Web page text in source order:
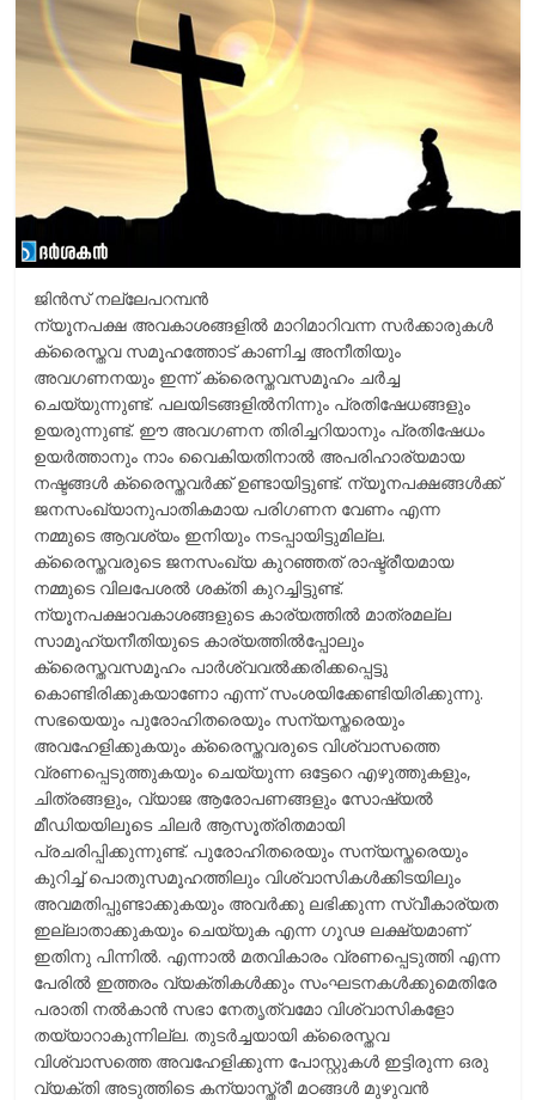
ജിൻസ് നല്ലേപറമ്പൻ
ന്യൂനപക്ഷ അവകാശങ്ങളില്‍ മാറിമാറിവന്ന സര്‍ക്കാരുകള്‍
ക്രൈസ്തവ സമൂഹത്തോട് കാണിച്ച അനീതിയും
അവഗണനയും ഇന്ന് ക്രൈസ്തവസമൂഹം ചര്‍ച്ച
ചെയ്യുന്നുണ്ട്. പലയിടങ്ങളില്‍നിന്നും പ്രതിഷേധങ്ങളും
ഉയരുന്നുണ്ട്. ഈ അവഗണന തിരിച്ചറിയാനും പ്രതിഷേധം
ഉയര്‍ത്താനും നാം വൈകിയതിനാല്‍ അപരിഹാര്യമായ
നഷ്ടങ്ങള്‍ ക്രൈസ്തവര്‍ക്ക് ഉണ്ടായിട്ടുണ്ട്. ന്യൂനപക്ഷങ്ങള്‍ക്ക്
ജനസംഖ്യാനുപാതികമായ പരിഗണന വേണം എന്ന
നമ്മുടെ ആവശ്യം ഇനിയും നടപ്പായിട്ടുമില്ല.
ക്രൈസ്തവരുടെ ജനസംഖ്യ കുറഞ്ഞത് രാഷ്ട്രീയമായ
നമ്മുടെ വിലപേശല്‍ ശക്തി കുറച്ചിട്ടുണ്ട്.
ന്യൂനപക്ഷാവകാശങ്ങളുടെ കാര്യത്തില്‍ മാത്രമല്ല
സാമൂഹ്യനീതിയുടെ കാര്യത്തില്‍പ്പോലും
ക്രൈസ്തവസമൂഹം പാര്‍ശ്വവല്‍ക്കരിക്കപ്പെട്ടു
കൊണ്ടിരിക്കുകയാണോ എന്ന് സംശയിക്കേണ്ടിയിരിക്കുന്നു.
സഭയെയും പുരോഹിതരെയും സന്യസ്തരെയും
അവഹേളിക്കുകയും ക്രൈസ്തവരുടെ വിശ്വാസത്തെ
വ്രണപ്പെടുത്തുകയും ചെയ്യുന്ന ഒട്ടേറെ എഴുത്തുകളും,
ചിത്രങ്ങളും, വ്യാജ ആരോപണങ്ങളും സോഷ്യല്‍
മീഡിയയിലൂടെ ചിലര്‍ ആസൂത്രിതമായി
പ്രചരിപ്പിക്കുന്നുണ്ട്. പുരോഹിതരെയും സന്യസ്തരെയും
കുറിച്ച് പൊതുസമൂഹത്തിലും വിശ്വാസികള്‍ക്കിടയിലും
അവമതിപ്പുണ്ടാക്കുകയും അവര്‍ക്കു ലഭിക്കുന്ന സ്വീകാര്യത
ഇല്ലാതാക്കുകയും ചെയ്യുക എന്ന ഗൂഢ ലക്ഷ്യമാണ്
ഇതിനു പിന്നില്‍. എന്നാല്‍ മതവികാരം വ്രണപ്പെടുത്തി എന്ന
പേരില്‍ ഇത്തരം വ്യക്തികള്‍ക്കും സംഘടനകള്‍ക്കുമെതിരേ
പരാതി നല്‍കാന്‍ സഭാ നേതൃത്വമോ വിശ്വാസികളോ
തയ്യാറാകുന്നില്ല. തുടര്‍ച്ചയായി ക്രൈസ്തവ
വിശ്വാസത്തെ അവഹേളിക്കുന്ന പോസ്റ്റുകള്‍ ഇട്ടിരുന്ന ഒരു
വ്യക്തി അടുത്തിടെ കന്യാസ്ത്രീ മഠങ്ങള്‍ മുഴുവന്‍
k